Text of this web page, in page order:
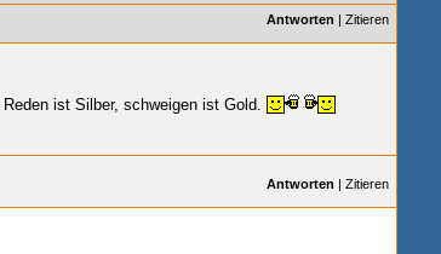
Antworten | Zitieren
ist Silber, schweigen ist Gold.
Antworten | Zitieren